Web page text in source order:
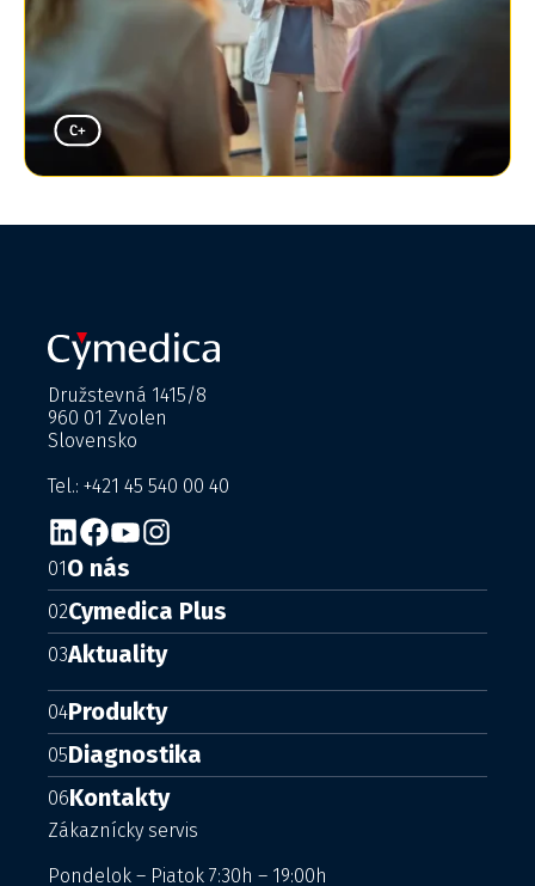
Družstevná 1415/8
960 01 Zvolen
Slovensko
Tel.: +421 45 540 00 40
01O nás
02Cymedica Plus
03Aktuality
04Produkty
05Diagnostika
06Kontakty
Zákaznícky servis
Pondelok – Piatok 7:30h – 19:00h